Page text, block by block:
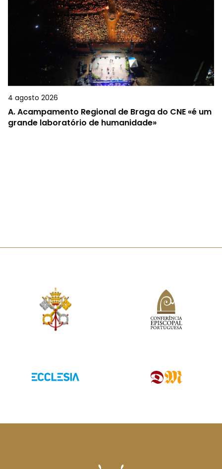
4 agosto 2026
A.Acampamento Regional de Braga do CNE «é um
grande laboratório de humanidade»